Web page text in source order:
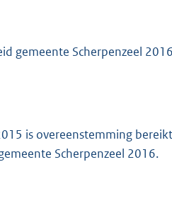
gemeente Scherpenzeel
is overeenstemming
Scherpenzeel 2016.